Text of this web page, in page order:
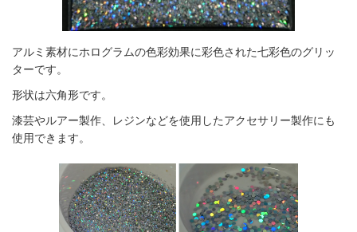
アルミ素材にホログラムの色彩効果に彩色された七彩色のグリッ
ターです。
形状は六角形です。
漆芸やルアー製作、レジンなどを使用したアクセサリー製作にも
使用できます。